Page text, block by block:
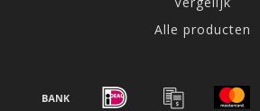
Alle producten